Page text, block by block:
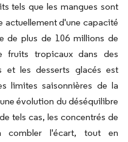
tels que les mangues sont
actuellement d'une capacité
de plus de 106 millions de
fruits tropicaux dans des
et les desserts glacés est
limites saisonnières de la
évolution du déséquilibre
tels cas, les concentrés de
combler l'écart, tout en